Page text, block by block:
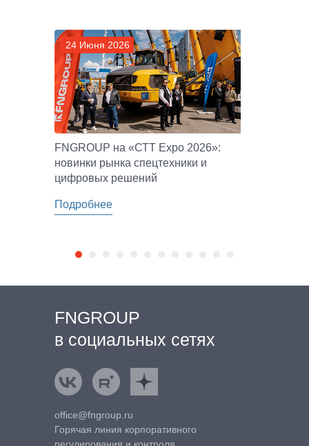
24 Июня 2026
FNGROUP на «СТТ Expo 2026»:
новинки рынка спецтехники и
цифровых решений
Подробнее
FNGROUP
в социальных сетях
ВКонтактеRutube Яндекс.Дзен
office@fngroup.ru
Горячая линия корпоративного